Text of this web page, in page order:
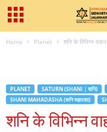
Home Planet शनि के विभिन्न
PLANET SATURN (SHANI | शनि)
SHANI MAHADASHA (शनि महादशा)
शनि के विभिन्न